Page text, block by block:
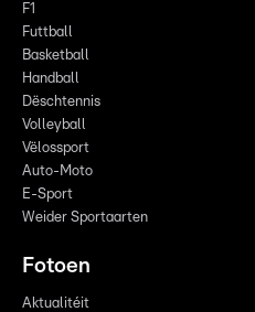
F1
Futtball
Basketball
Handball
Dëschtennis
Volleyball
Vëlossport
Auto-Moto
E-Sport
Weider Sportaarten
Fotoen
Aktualitéit